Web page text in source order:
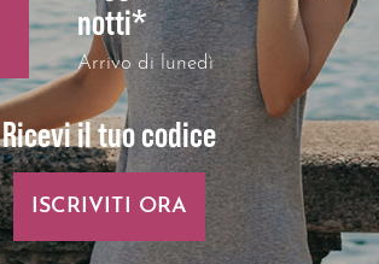
notti*
Arrivo di lunedì
Ricevi il tuo codice
ISCRIVITI ORA